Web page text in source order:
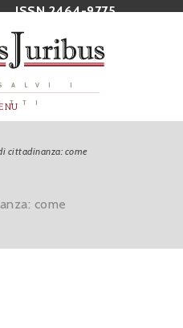
ISSN 2464-9775
I
cittadinanza: come
come